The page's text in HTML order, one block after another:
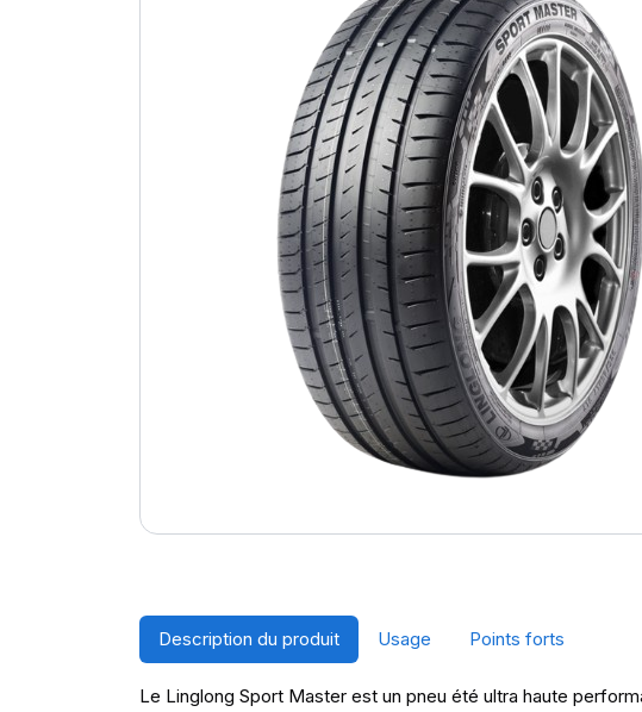
Description du produit Usage Points forts
Le Linglong Sport Master est un pneu été ultra haute